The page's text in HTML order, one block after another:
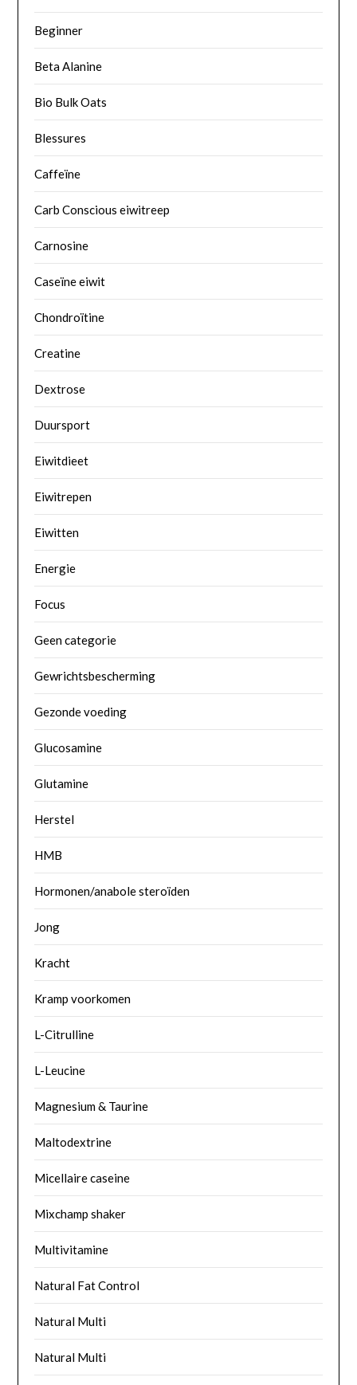
Beginner
Beta Alanine
Bio Bulk Oats
Blessures
Caffeïne
Carb Conscious eiwitreep
Carnosine
Caseïne eiwit
Chondroïtine
Creatine
Dextrose
Duursport
Eiwitdieet
Eiwitrepen
Eiwitten
Energie
Focus
Geen categorie
Gewrichtsbescherming
Gezonde voeding
Glucosamine
Glutamine
Herstel
HMB
Hormonen/anabole steroïden
Jong
Kracht
Kramp voorkomen
L-Citrulline
L-Leucine
Magnesium & Taurine
Maltodextrine
Micellaire caseine
Mixchamp shaker
Multivitamine
Natural Fat Control
Natural Multi
Natural Multi